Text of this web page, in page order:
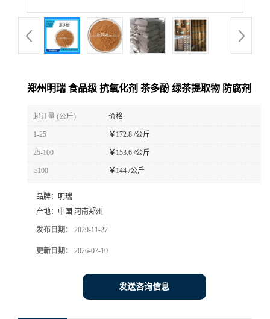
郑州明瑞 食品级 抗氧化剂 茶多酚 绿茶提取物 防腐剂
起订量 (公斤) 价格
1-25 ￥ 172.8 /公斤
25-100 ￥ 153.6 /公斤
≥100 ￥ 144 /公斤
品牌： 明瑞
产地： 中国 河南郑州
发布日期： 2020-11-27
更新日期： 2026-07-10
发送咨询信息